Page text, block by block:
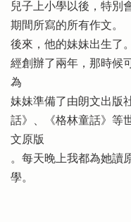
兒子上小學以後，特別
期間所寫的所有作文。
後來，他的妹妹出生了
經創辦了兩年，那時候
為
妹妹準備了由朗文出版
話》、《格林童話》等
文原版
。每天晚上我都為她讀
學。